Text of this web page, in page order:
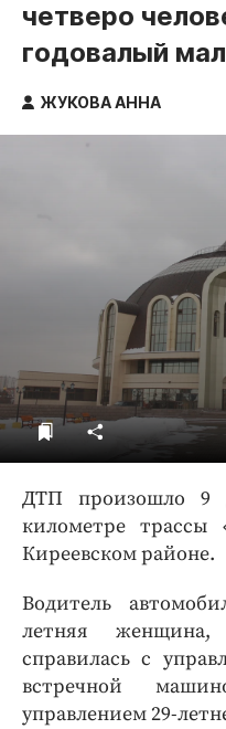
Происшествия
Спорт
Тульский бренд
Тула
четверо
годовалый
ЖУКОВА АННА
ДТП произошло 9
километре трассы
Киреевском районе.
Водитель
летняя женщина,
справилась с
встречной
управлением 29-